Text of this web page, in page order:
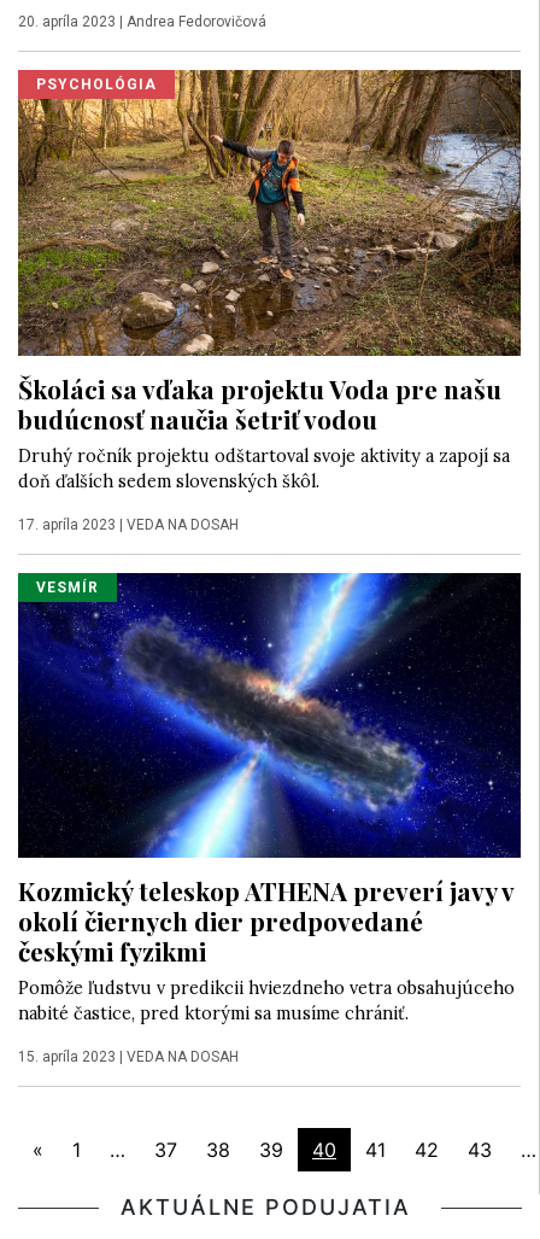
20. apríla 2023 Andrea Fedorovičová
PSYCHOLÓGIA
Školáci sa vďaka projektu Voda pre našu
budúcnosť naučia šetriť vodou
Druhý ročník projektu odštartoval svoje aktivity a zapojí sa
doň ďalších sedem slovenských škôl.
17. apríla 2023 | VEDA NA DOSAH
VESMÍR
Kozmický teleskop ATHENA preverí javy v
okolí čiernych dier predpovedané
českými fyzikmi
Pomôže ľudstvu v predikcii hviezdneho vetra obsahujúceho
nabité častice, pred ktorými sa musíme chrániť.
15. apríla 2023 | VEDA NA DOSAH
« 1 … 37 38 39 40 41 42 43 …
AKTUÁLNE PODUJATIA